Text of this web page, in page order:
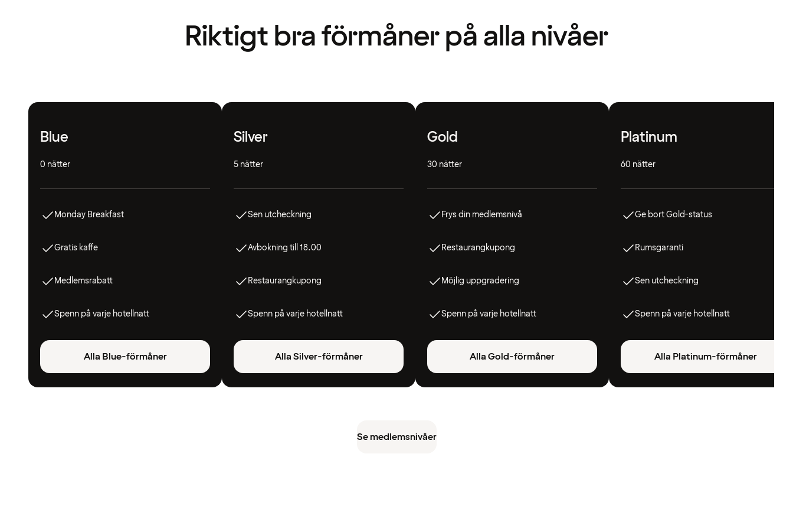
Riktigt bra förmåner på alla nivåer
Blue
0 nätter
Monday Breakfast
Gratis kaffe
Medlemsrabatt
Spenn på varje hotellnatt
Alla Blue-förmåner
Silver
5 nätter
Sen utcheckning
Avbokning till 18.00
Restaurangkupong
Spenn på varje hotellnatt
Alla Silver-förmåner
Gold
30 nätter
Frys din medlemsnivå
Restaurangkupong
Möjlig uppgradering
Spenn på varje hotellnatt
Alla Gold-förmåner
Platinum
60 nätter
Ge bort Gold-status
Rumsgaranti
Sen utcheckning
Spenn på varje hotellnatt
Alla Platinum-förmåner
Se medlemsnivåer